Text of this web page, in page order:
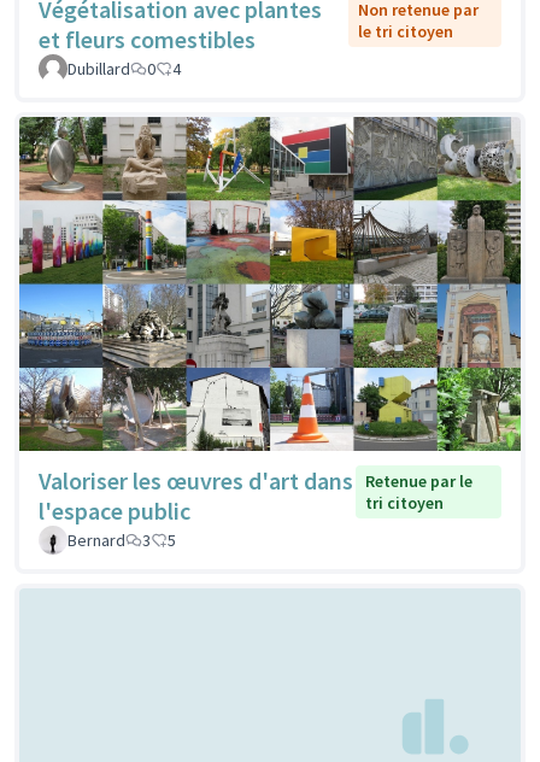
Végétalisation avec plantes
et fleurs comestibles
Non retenue par
le tri citoyen
Dubillard
0 4
Valoriser les œuvres d'art dans
l'espace public
Retenue par le
tri citoyen
Bernard
3 5